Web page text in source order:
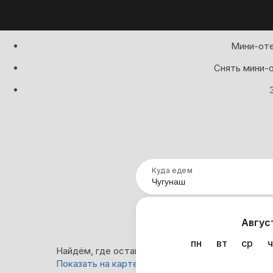
Мини-
Снять мини-
Куда едем
пн
вт ср
Найдём, где остановиться в Чугунаше: 0
Показать на карте